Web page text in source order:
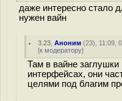
даже интересно стало
нужен вайн
3.23 ,Аноним (23), 11:09,
[к модератору]
Там в вайне
интерфейсах, они
целями под благим